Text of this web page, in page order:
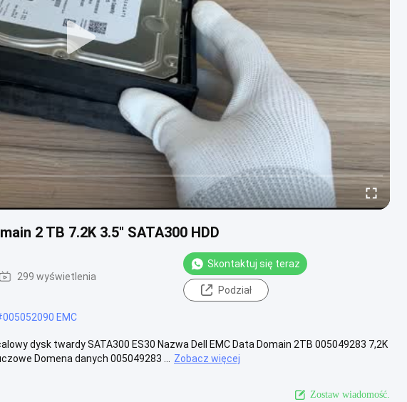
2 TB 7.2K 3.5" SATA300 HDD
299 wyświetlenia
Skontaktuj się teraz
Podział
005052090 EMC
dysk twardy SATA300 ES30 Nazwa Dell EMC Data Domain 2TB 005049283 7,2K
Domena danych 005049283 ...
Zobacz więcej
Zostaw wiadomość.